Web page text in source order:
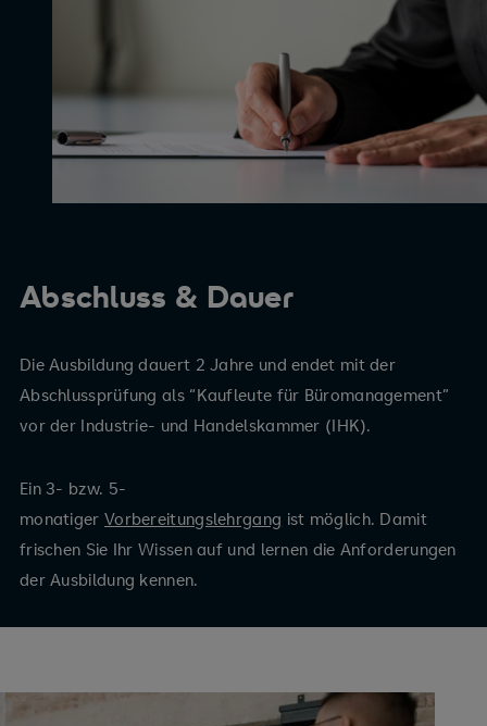
Abschluss & Dauer
Die Ausbildung dauert 2 Jahre und endet mit der
Abschlussprüfung als “Kaufleute für Büromanagement”
vor der Industrie- und Handelskammer (IHK).
Ein 3- bzw. 5-
monatiger Vorbereitungslehrgang ist möglich. Damit
frischen Sie Ihr Wissen auf und lernen die Anforderungen
der Ausbildung kennen.